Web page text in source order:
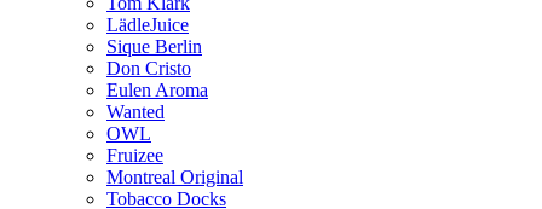
LädleJuice
Sique Berlin
Don Cristo
Eulen Aroma
Wanted
OWL
Fruizee
Montreal Original
Tobacco Docks